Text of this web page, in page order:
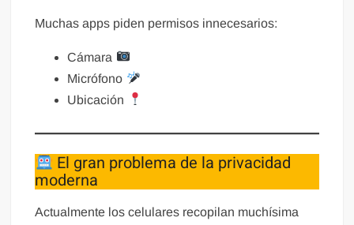
Muchas apps piden permisos innecesarios:
Cámara
Micrófono
Ubicación
El gran problema de la privacidad
moderna
Actualmente los celulares recopilan muchísima